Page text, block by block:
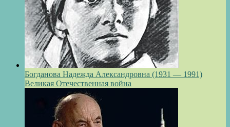
Богданова Надежда Александровна (1931 — 1991)
Великая Отечественная война